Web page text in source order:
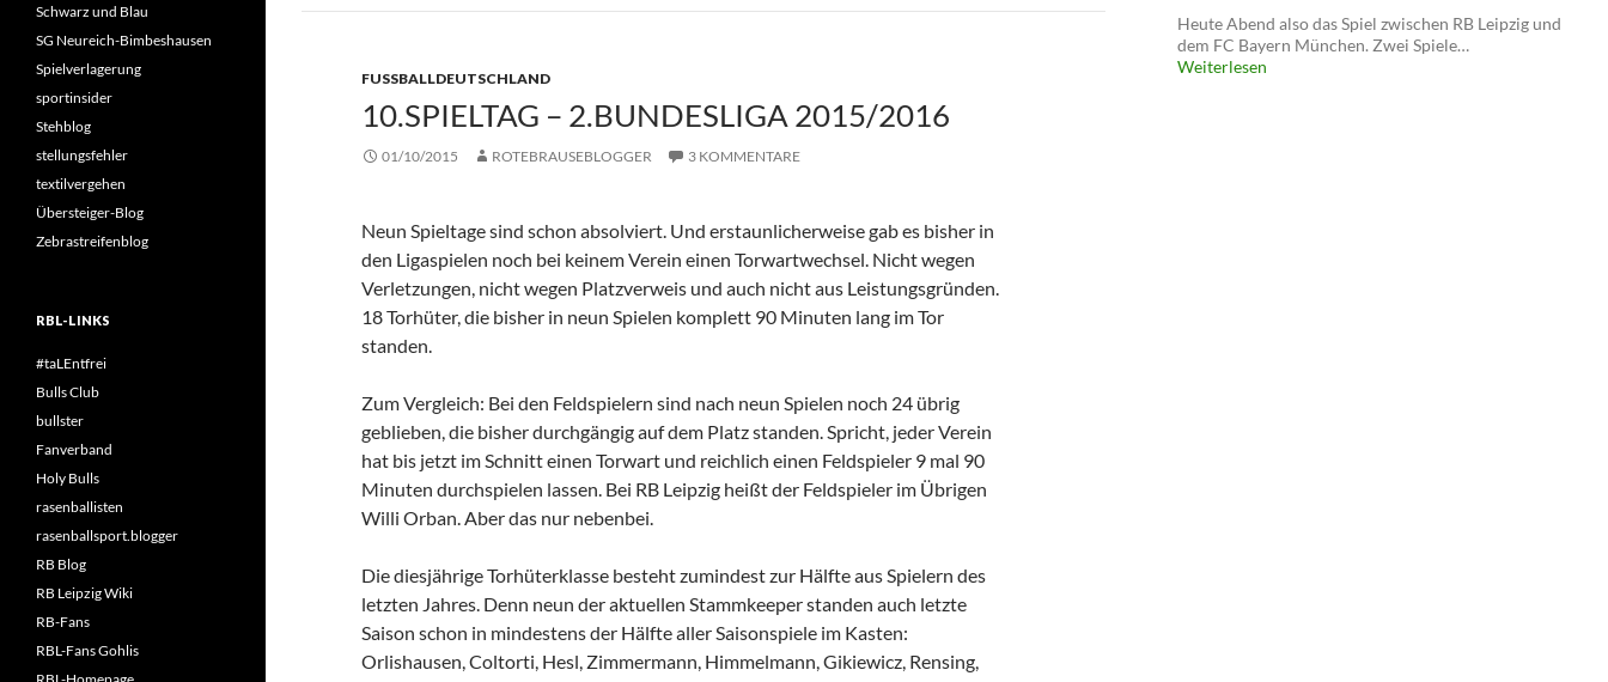
FUSSBALLDEUTSCHLAND
10.SPIELTAG – 2.BUNDESLIGA 2015/2016
01/10/2015 ROTEBRAUSEBLOGGER 3 KOMMENTARE
Neun Spieltage sind schon absolviert. Und erstaunlicherweise gab es bisher in
den Ligaspielen noch bei keinem Verein einen Torwartwechsel. Nicht wegen
Verletzungen, nicht wegen Platzverweis und auch nicht aus Leistungsgründen.
18 Torhüter, die bisher in neun Spielen komplett 90 Minuten lang im Tor
standen.
Zum Vergleich: Bei den Feldspielern sind nach neun Spielen noch 24 übrig
geblieben, die bisher durchgängig auf dem Platz standen. Spricht, jeder Verein
hat bis jetzt im Schnitt einen Torwart und reichlich einen Feldspieler 9 mal 90
Minuten durchspielen lassen. Bei RB Leipzig heißt der Feldspieler im Übrigen
Willi Orban. Aber das nur nebenbei.
Die diesjährige Torhüterklasse besteht zumindest zur Hälfte aus Spielern des
letzten Jahres. Denn neun der aktuellen Stammkeeper standen auch letzte
Saison schon in mindestens der Hälfte aller Saisonspiele im Kasten:
Orlishausen, Coltorti, Hesl, Zimmermann, Himmelmann, Gikiewicz, Rensing,
Heute Abend also das Spiel zwischen RB Leipzig und
dem FC Bayern München. Zwei Spiele…
Weiterlesen
Schwarz und Blau
SG Neureich-Bimbeshausen
Spielverlagerung
sportinsider
Stehblog
stellungsfehler
textilvergehen
Übersteiger-Blog
Zebrastreifenblog
RBL-LINKS
#taLEntfrei
Bulls Club
bullster
Fanverband
Holy Bulls
rasenballisten
rasenballsport.blogger
RB Blog
RB Leipzig Wiki
RB-Fans
RBL-Fans Gohlis